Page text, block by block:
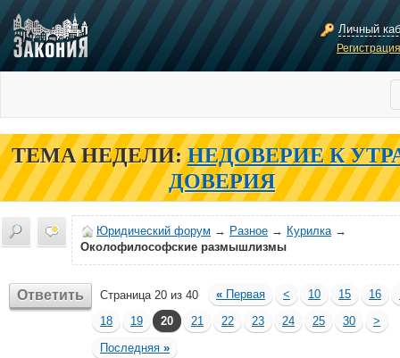
Личный
ТЕМА НЕДЕЛИ: НЕДОВЕРИЕ К
ДОВЕРИЯ
Юридический форум → Разное → Курилка→
Околофилософские размышлизмы
Ответить Страница 20 из 40 « Первая < 10 15 16
18
19 20 21 22 23 24 25 30
>
Последняя »